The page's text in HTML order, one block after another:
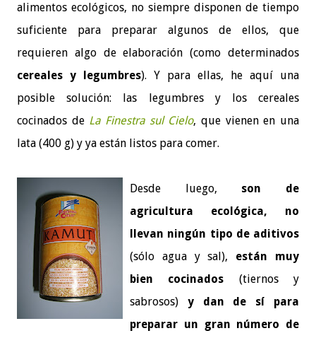
alimentos ecológicos, no siempre disponen de tiempo
suficiente para preparar algunos de ellos, que
requieren algo de elaboración (como determinados
cereales y legumbres). Y para ellas, he aquí una
posible solución: las legumbres y los cereales
cocinados de La Finestra sul Cielo, que vienen en una
lata (400 g) y ya están listos para comer.
Desde luego, son de
agricultura ecológica, no
llevan ningún tipo de aditivos
(sólo agua y sal), están muy
bien cocinados (tiernos y
sabrosos) y dan de sí para
preparar un gran número de